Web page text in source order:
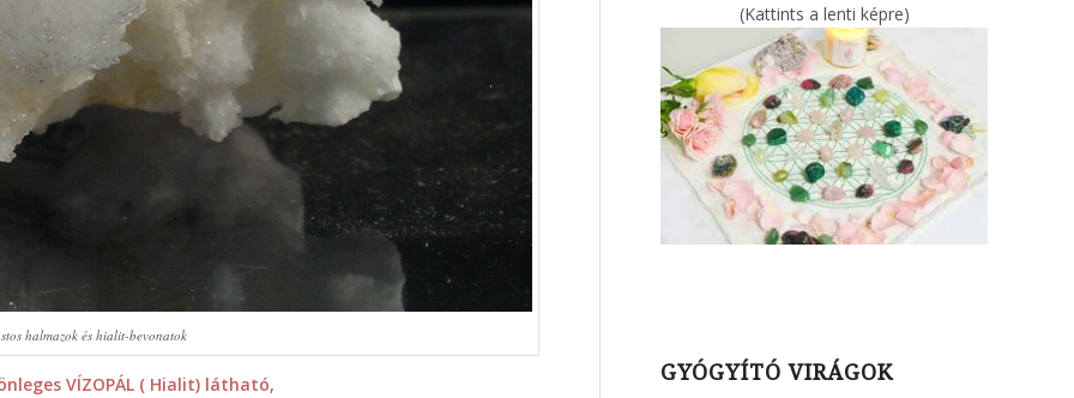
halmazok és hialit-bevonatok
VÍZOPÁL ( Hialit) látható,
(Kattints a lenti képre)
GYÓGYÍTÓ VIRÁGOK